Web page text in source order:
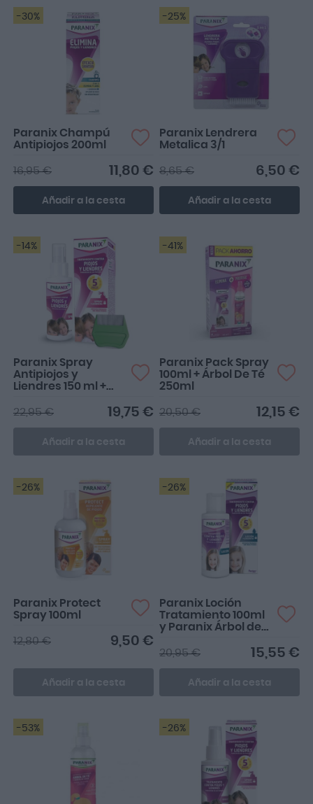
-30%
Paranix Champú
Antipiojos 200ml
11,80 €
16,95 €
Añadir a la cesta
-25%
Paranix Lendrera
Metalica 3/1
6,50 €
8,65 €
Añadir a la cesta
-14%
Paranix Spray
Antipiojos y
Liendres 150 ml +
19,75 €
22,95 €
Añadir a la cesta
-41%
Paranix Pack Spray
100ml + Árbol De Té
250ml
12,15 €
20,50 €
Añadir a la cesta
-26%
Paranix Protect
Spray 100ml
9,50 €
12,80 €
Añadir a la cesta
-26%
Paranix Loción
Tratamiento 100ml
y Paranix Árbol de
15,55 €
20,95 €
Añadir a la cesta
-53% -26%